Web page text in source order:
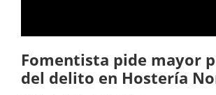
Fomentista pide mayor
del delito en Hostería